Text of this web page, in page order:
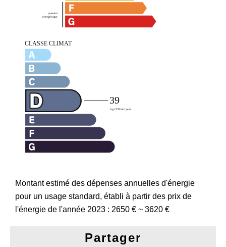
Montant estimé des dépenses annuelles d'énergie
pour un usage standard, établi à partir des prix de
l'énergie de l'année 2023 : 2650 € ~ 3620 €
Partager